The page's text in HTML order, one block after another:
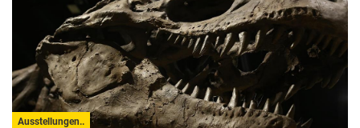
Ausstellungen..